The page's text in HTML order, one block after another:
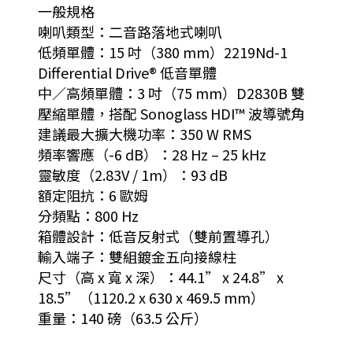
一般規格
喇叭類型：二音路落地式喇叭
低頻單體：15 吋（380 mm）2219Nd-1
Differential Drive® 低音單體
中／高頻單體：3 吋（75 mm）D2830B 雙
壓縮單體，搭配 Sonoglass HDI™ 波導號角
建議最大擴大機功率：350 W RMS
頻率響應（-6 dB）：28 Hz – 25 kHz
靈敏度（2.83V / 1m）：93 dB
額定阻抗：6 歐姆
分頻點：800 Hz
箱體設計：低音反射式（雙前置導孔）
輸入端子：雙組鍍金五向接線柱
尺寸（高 x 寬 x 深）：44.1” x 24.8” x
18.5”（1120.2 x 630 x 469.5 mm）
重量：140 磅（63.5 公斤）